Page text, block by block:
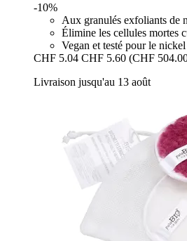
-10%
Aux granulés exfoliants de
Élimine les cellules mortes
Vegan et testé pour le nickel
CHF 5.04 CHF 5.60 (CHF
Livraison jusqu'au 13 août